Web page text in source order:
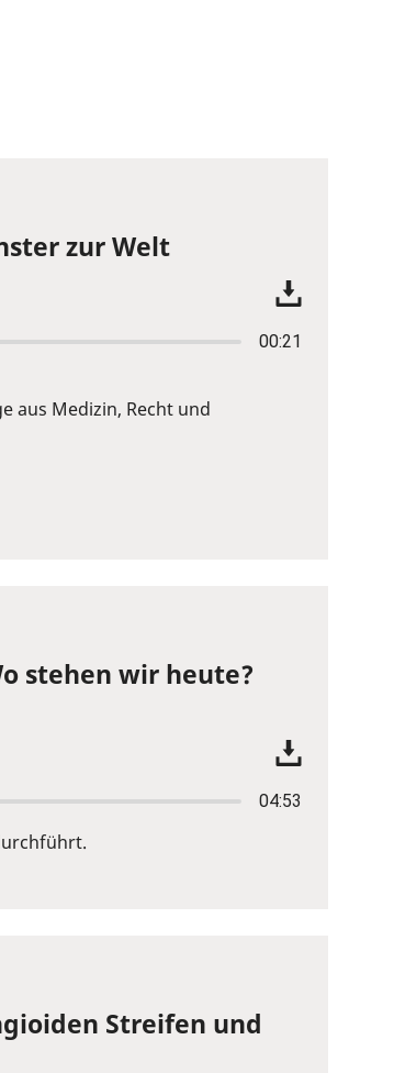
zur Welt
00:21
aus Medizin, Recht und
stehen wir heute?
04:53
Streifen und